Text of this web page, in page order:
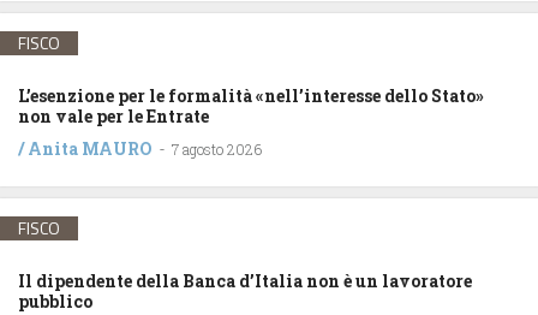
FISCO
L’esenzione per le formalità «nell’interesse dello Stato»
non vale per le Entrate
/Anita MAURO - 7 agosto 2026
FISCO
Il dipendente della Banca d’Italia non è un lavoratore
pubblico